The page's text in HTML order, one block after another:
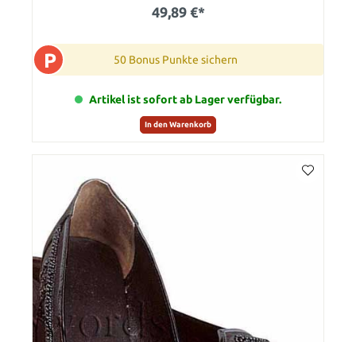
49,89 €*
P 50 Bonus Punkte sichern
Artikel ist sofort ab Lager verfügbar.
In den Warenkorb